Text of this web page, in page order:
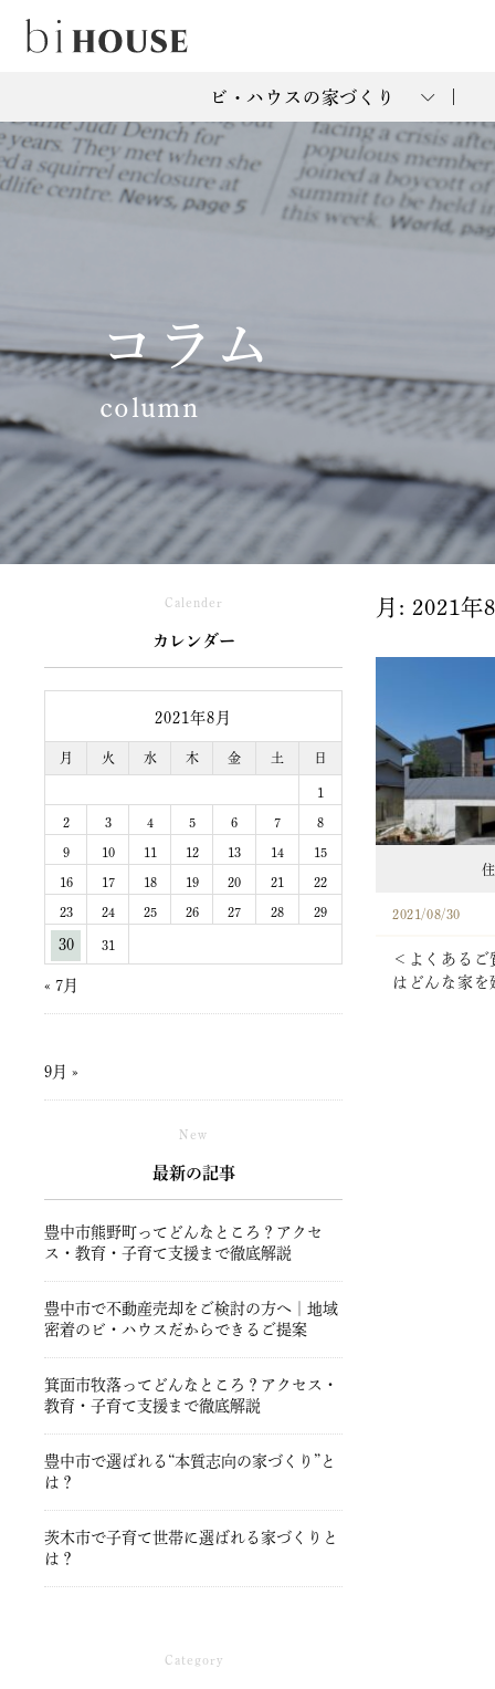
ビ・ハウスの家づくり
コラム
column
月: 2021年
2021/08/30
＜よくある
はどんな家
Calender
カレンダー
2021年8月
月 火 水 木 金 土 日
1
2 3 4 5 6 7 8
9 10 11 12 13 14 15
16 17 18 19 20 21 22
23 24 25 26 27 28 29
30 31
« 7月
9月 »
New
最新の記事
豊中市熊野町ってどんなところ？アクセ
ス・教育・子育て支援まで徹底解説
豊中市で不動産売却をご検討の方へ｜地域
密着のビ・ハウスだからできるご提案
箕面市牧落ってどんなところ？アクセス・
教育・子育て支援まで徹底解説
豊中市で選ばれる“本質志向の家づくり”と
は？
茨木市で子育て世帯に選ばれる家づくりと
は？
Category